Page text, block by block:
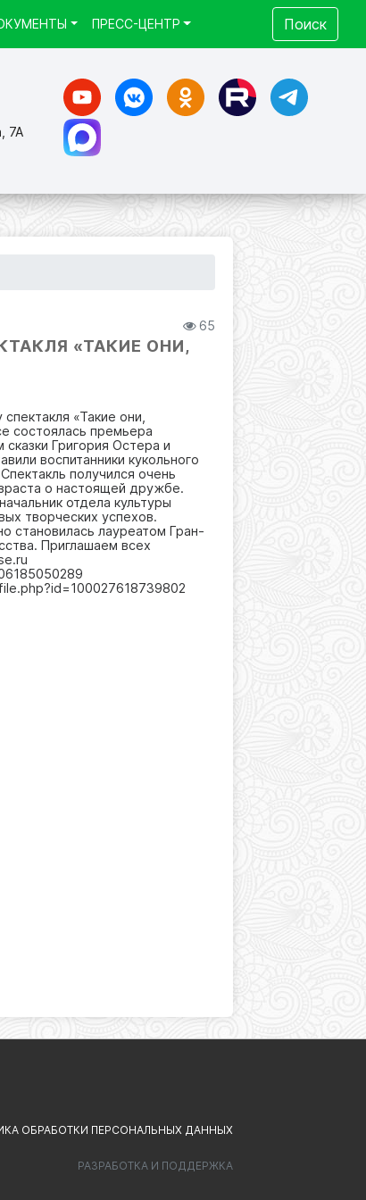
7А
ПРЕСС-ЦЕНТР Поиск
65
«ТАКИЕ ОНИ,
«Такие они,
состоялась премьера
сказки Григория Остера и
воспитанники кукольного
получился очень
о настоящей дружбе.
отдела культуры
творческих успехов.
становилась лауреатом Гран-
Приглашаем всех
ОБРАБОТКИ ПЕРСОНАЛЬНЫХ ДАННЫХ
РАЗРАБОТКА И ПОДДЕРЖКА